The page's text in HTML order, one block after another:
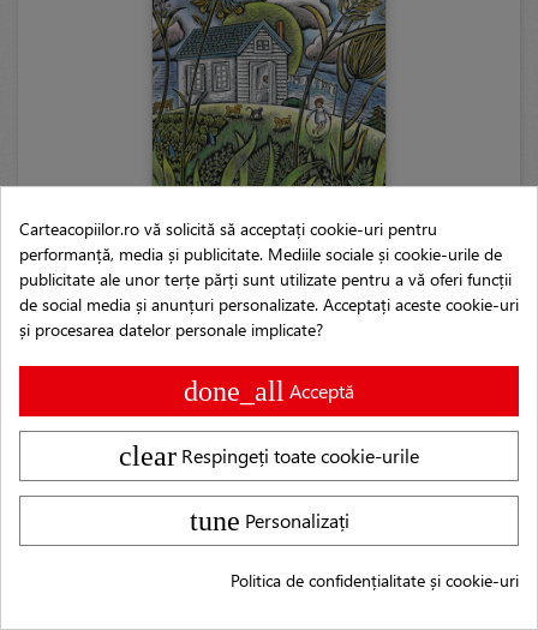
Cer de-albastru
de Dianne White, ilustrații de Beth Krommes
22 x 29 cm / 48 pag.
35,00 lei
Tiraj epuizat
Carteacopiilor.ro vă solicită să acceptați cookie-uri pentru
performanță, media și publicitate. Mediile sociale și cookie-urile de
publicitate ale unor terțe părți sunt utilizate pentru a vă oferi funcții
de social media și anunțuri personalizate. Acceptați aceste cookie-uri
și procesarea datelor personale implicate?
done_all Acceptă
clear Respingeți toate cookie-urile
tune Personalizați
Politica de confidențialitate și cookie-uri